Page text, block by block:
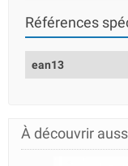
Références
ean13
À découvrir